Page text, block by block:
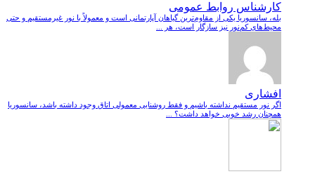
کارشناس روابط عمومی
بله، سانسوریا یکی از مقاوم‌ترین گیاهان آپارتمانی است و معمولاً با نور غیرمستقیم و حتی
محیط‌های کم‌نور نیز سازگار است، هر ...
افشاری
اگر نور مستقیم نداشته باشیم و فقط روشنایی معمولی اتاق وجود داشته باشد، سانسوریا
همچنان رشد خوبی خواهد داشت؟ ...